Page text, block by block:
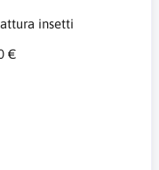
insetti
€